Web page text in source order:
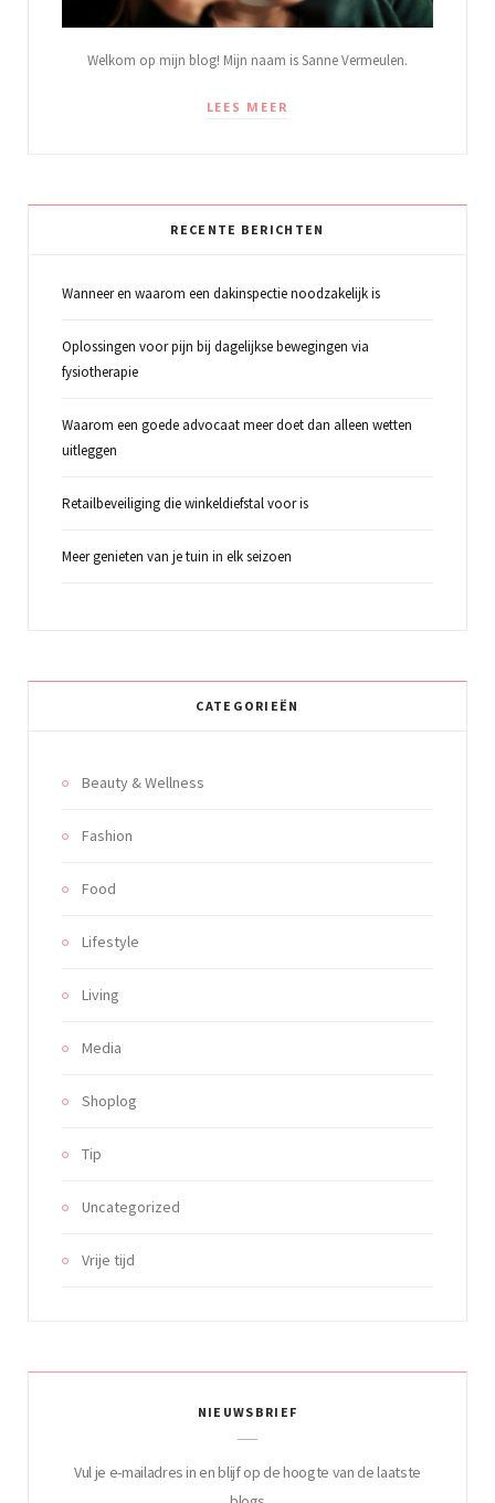
Welkom op mijn blog! Mijn naam is Sanne Vermeulen.
LEES MEER
RECENTE BERICHTEN
Wanneer en waarom een dakinspectie noodzakelijk is
Oplossingen voor pijn bij dagelijkse bewegingen via
fysiotherapie
Waarom een goede advocaat meer doet dan alleen wetten
uitleggen
Retailbeveiliging die winkeldiefstal voor is
Meer genieten van je tuin in elk seizoen
CATEGORIEËN
Beauty & Wellness
Fashion
Food
Lifestyle
Living
Media
Shoplog
Tip
Uncategorized
Vrije tijd
NIEUWSBRIEF
Vul je e-mailadres in en blijf op de hoogte van de laatste